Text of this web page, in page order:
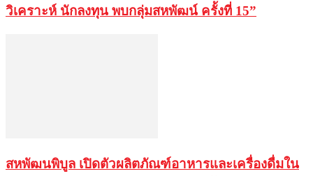
วิเคราะห์ นักลงทุน พบกลุ่มสหพัฒน์ ครั้งที่ 15”
สหพัฒนพิบูล เปิดตัวผลิตภัณฑ์อาหารและเครื่องดื่มใน